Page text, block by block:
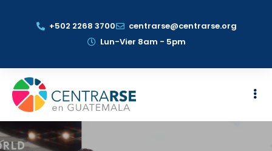
+502 2268 3700
centrarse@centrarse.org
Lun-Vier 8am - 5pm